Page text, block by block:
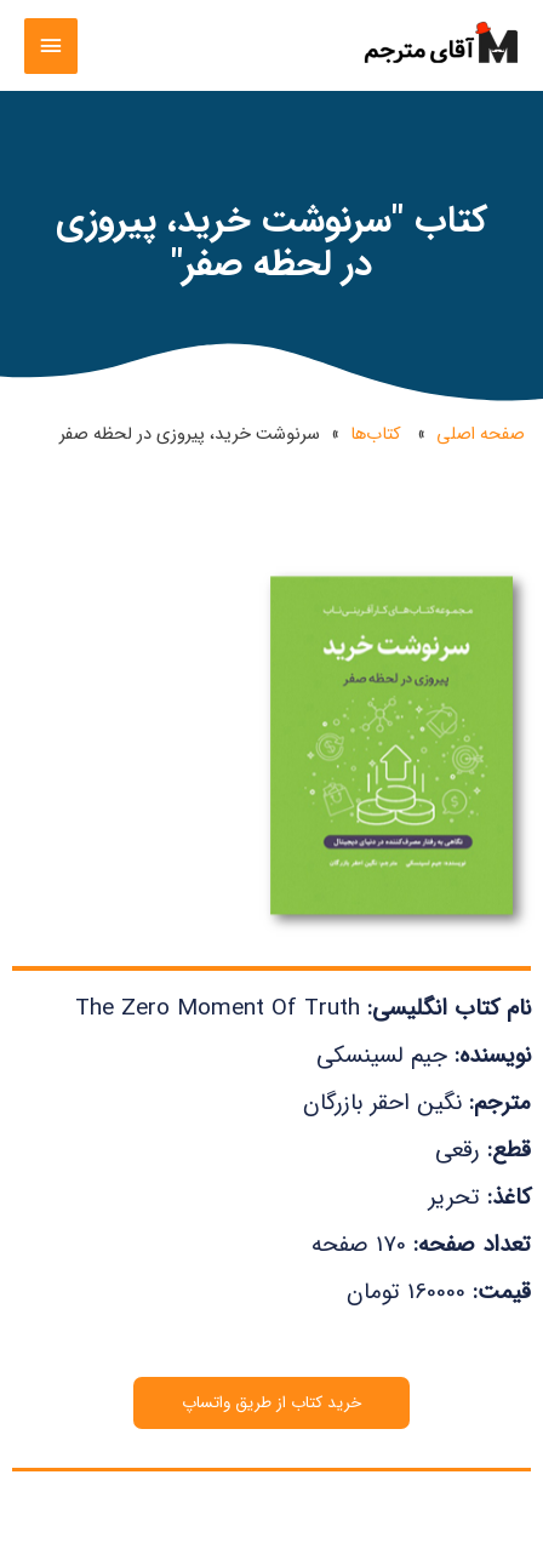
کتاب "سرنوشت خرید، پیروزی
در لحظه صفر"
صفحه اصلی » کتاب‌ها » سرنوشت خرید، پیروزی در لحظه صفر
نام کتاب انگلیسی:
نویسنده: جیم لسینسکی
مترجم: نگین احقر بازرگان
قطع: رقعی
کاغذ: تحریر
تعداد صفحه:
قیمت:
خرید کتاب از طریق واتساپ